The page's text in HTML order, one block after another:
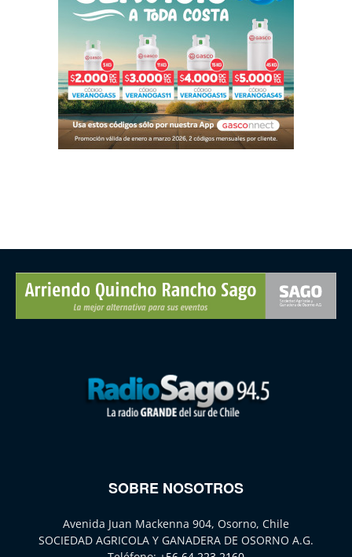
SOBRE NOSOTROS
Avenida Juan Mackenna 904, Osorno, Chile
SOCIEDAD AGRICOLA Y GANADERA DE OSORNO A.G.